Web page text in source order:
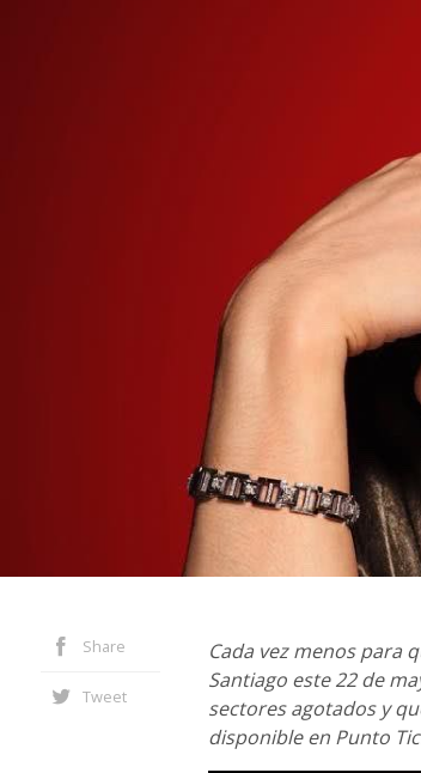
Share
Tweet
Cada vez menos para
Santiago este 22 de
sectores agotados y
disponible en Punto